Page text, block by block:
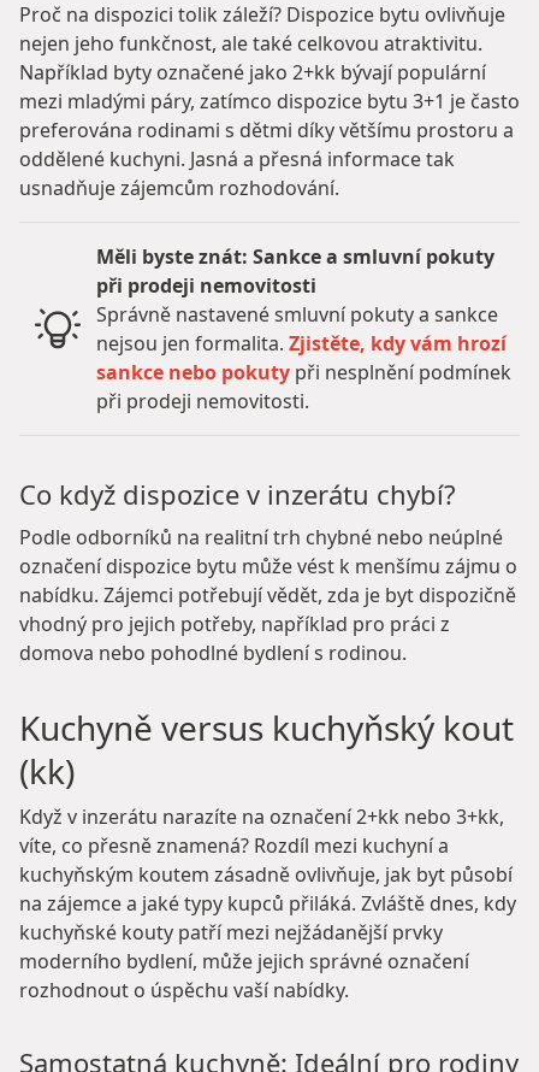
Proč na dispozici tolik záleží? Dispozice bytu ovlivňuje
nejen jeho funkčnost, ale také celkovou atraktivitu.
Například byty označené jako 2+kk bývají populární
mezi mladými páry, zatímco dispozice bytu 3+1 je často
preferována rodinami s dětmi díky většímu prostoru a
oddělené kuchyni. Jasná a přesná informace tak
usnadňuje zájemcům rozhodování.
Měli byste znát: Sankce a smluvní pokuty
při prodeji nemovitosti
Správně nastavené smluvní pokuty a sankce
nejsou jen formalita. Zjistěte, kdy vám hrozí
sankce nebo pokuty při nesplnění podmínek
při prodeji nemovitosti.
Co když dispozice v inzerátu chybí?
Podle odborníků na realitní trh chybné nebo neúplné
označení dispozice bytu může vést k menšímu zájmu o
nabídku. Zájemci potřebují vědět, zda je byt dispozičně
vhodný pro jejich potřeby, například pro práci z
domova nebo pohodlné bydlení s rodinou.
Kuchyně versus kuchyňský kout
(kk)
Když v inzerátu narazíte na označení 2+kk nebo 3+kk,
víte, co přesně znamená? Rozdíl mezi kuchyní a
kuchyňským koutem zásadně ovlivňuje, jak byt působí
na zájemce a jaké typy kupců přiláká. Zvláště dnes, kdy
kuchyňské kouty patří mezi nejžádanější prvky
moderního bydlení, může jejich správné označení
rozhodnout o úspěchu vaší nabídky.
Samostatná kuchyně: Ideální pro rodiny